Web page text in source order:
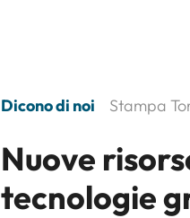
Dicono di noi Stampa
Nuove
tecnologie